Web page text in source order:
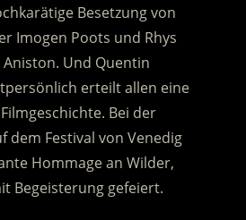
Besetzung von
Imogen Poots und Rhys
Aniston. Und Quentin
erteilt allen eine
Bei der
dem Festival von Venedig
Hommage an Wilder,
Begeisterung gefeiert.